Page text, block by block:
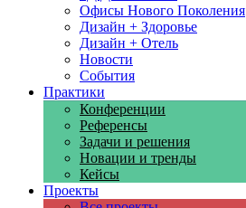
Офисы Нового Поколения
Дизайн + Здоровье
Дизайн + Отель
Новости
События
Практики
Конференции
Референсы
Задачи и решения
Новации и тренды
Кейсы
Проекты